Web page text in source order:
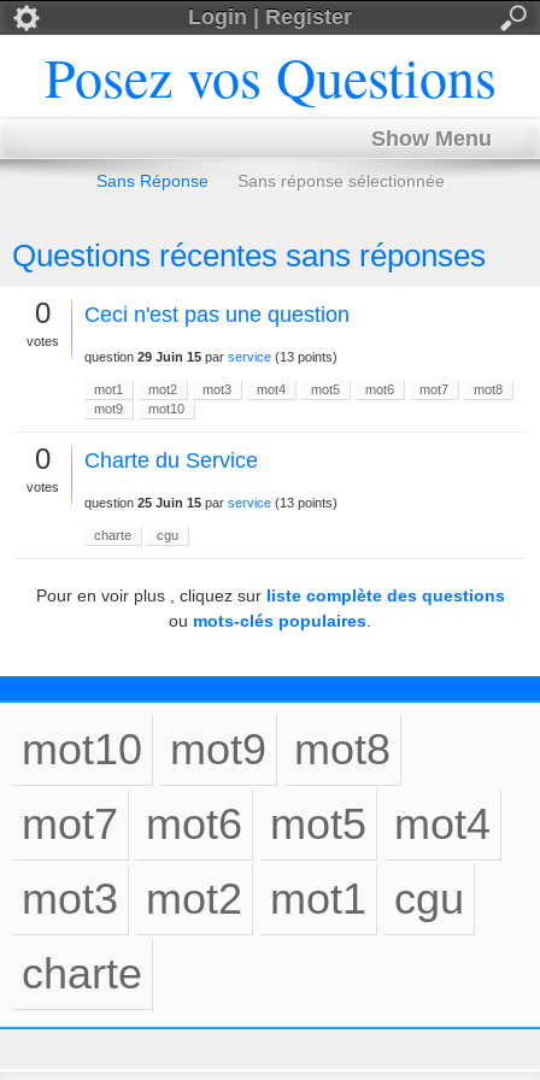
Login | Register
Posez vos Questions
Show Menu
Sans Réponse Sans réponse sélectionnée
Questions récentes sans réponses
0
votes
Ceci n'est pas une question
question 29 Juin 15 par service (13 points)
mot1 mot2 mot3 mot4 mot5 mot6 mot7
mot8
mot9
mot10
0
votes
Charte du Service
question 25 Juin 15 par service (13 points)
charte cgu
Pour en voir plus , cliquez sur liste complète des questions
ou mots-clés populaires
mot10 mot9
mot8
mot7
mot6 mot5
mot4
mot3
mot2 mot1
cgu
charte